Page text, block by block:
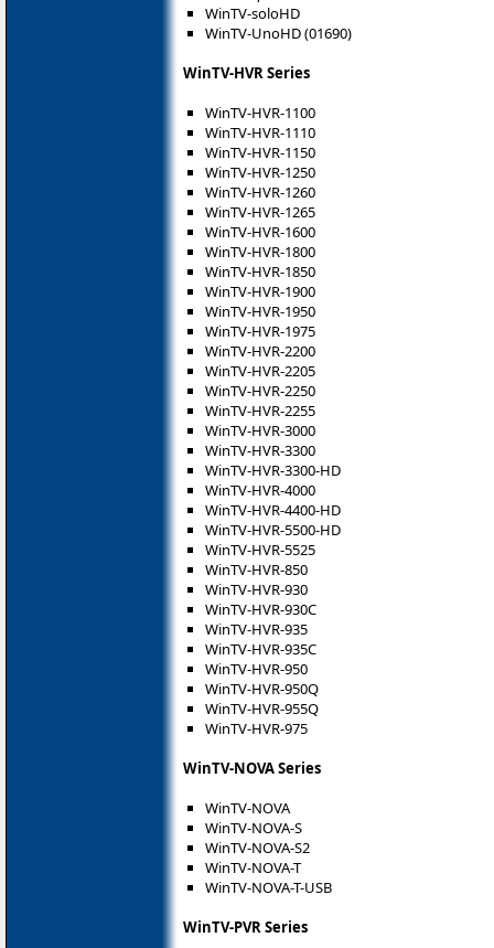
WinTV-soloHD
WinTV-UnoHD (01690)
WinTV-HVR Series
WinTV-HVR-1100
WinTV-HVR-1110
WinTV-HVR-1150
WinTV-HVR-1250
WinTV-HVR-1260
WinTV-HVR-1265
WinTV-HVR-1600
WinTV-HVR-1800
WinTV-HVR-1850
WinTV-HVR-1900
WinTV-HVR-1950
WinTV-HVR-1975
WinTV-HVR-2200
WinTV-HVR-2205
WinTV-HVR-2250
WinTV-HVR-2255
WinTV-HVR-3000
WinTV-HVR-3300
WinTV-HVR-3300-HD
WinTV-HVR-4000
WinTV-HVR-4400-HD
WinTV-HVR-5500-HD
WinTV-HVR-5525
WinTV-HVR-850
WinTV-HVR-930
WinTV-HVR-930C
WinTV-HVR-935
WinTV-HVR-935C
WinTV-HVR-950
WinTV-HVR-950Q
WinTV-HVR-955Q
WinTV-HVR-975
WinTV-NOVA Series
WinTV-NOVA
WinTV-NOVA-S
WinTV-NOVA-S2
WinTV-NOVA-T
WinTV-NOVA-T-USB
WinTV-PVR Series